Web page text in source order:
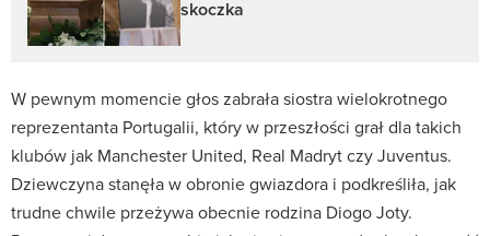
skoczka
W pewnym momencie głos zabrała siostra wielokrotnego
reprezentanta Portugalii, który w przeszłości grał dla takich
klubów jak Manchester United, Real Madryt czy Juventus.
Dziewczyna stanęła w obronie gwiazdora i podkreśliła, jak
trudne chwile przeżywa obecnie rodzina Diogo Joty.